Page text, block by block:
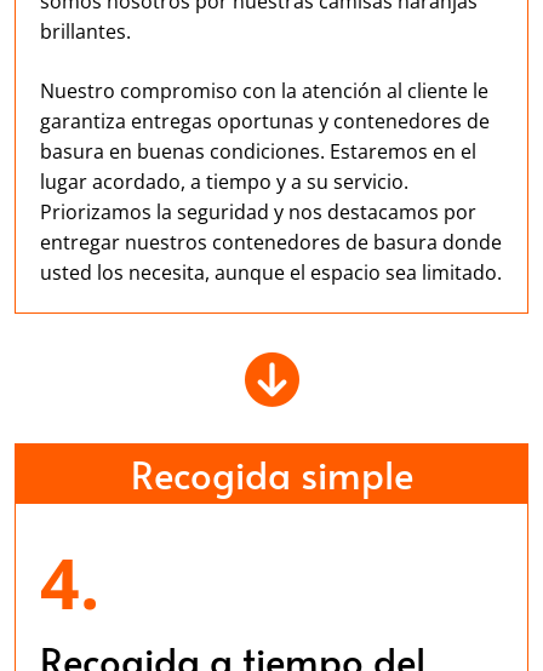
brillantes.
Nuestro compromiso con la atención al cliente le
garantiza entregas oportunas y contenedores de
basura en buenas condiciones. Estaremos en el
lugar acordado, a tiempo y a su servicio.
Priorizamos la seguridad y nos destacamos por
entregar nuestros contenedores de basura donde
usted los necesita, aunque el espacio sea limitado.
Recogida simple
4.